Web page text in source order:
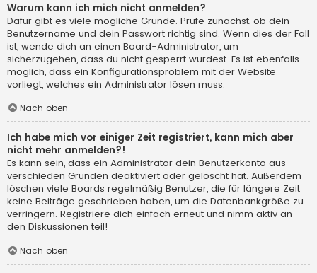
Warum kann ich mich nicht anmelden?
Dafür gibt es viele mögliche Gründe. Prüfe zunächst, ob dein
Benutzername und dein Passwort richtig sind. Wenn dies der Fall
ist, wende dich an einen Board-Administrator, um
sicherzugehen, dass du nicht gesperrt wurdest. Es ist ebenfalls
möglich, dass ein Konfigurationsproblem mit der Website
vorliegt, welches ein Administrator lösen muss.
Nach oben
Ich habe mich vor einiger Zeit registriert, kann mich aber
nicht mehr anmelden?!
Es kann sein, dass ein Administrator dein Benutzerkonto aus
verschieden Gründen deaktiviert oder gelöscht hat. Außerdem
löschen viele Boards regelmäßig Benutzer, die für längere Zeit
keine Beiträge geschrieben haben, um die Datenbankgröße zu
verringern. Registriere dich einfach erneut und nimm aktiv an
den Diskussionen teil!
Nach oben